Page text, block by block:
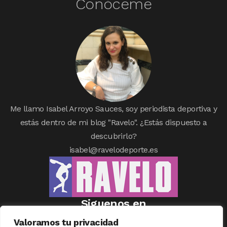
Valoramos tu privacidad
Conóceme
Me llamo Isabel Arroyo Sauces, soy periodista deportiva y
estás dentro de mi blog "Ravelo". ¿Estás dispuesto a
descubrirlo?
isabel@ravelodeporte.es
Siguenos en